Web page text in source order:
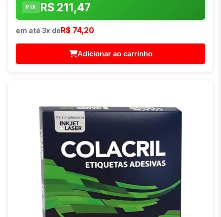
PIX R$ 211,47
em até 3x de R$ 74,20
Adicionar ao carrinho